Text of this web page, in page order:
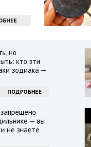
но
кто эти
зодиака —
ПОДРОБНЕЕ
— вы
не знаете